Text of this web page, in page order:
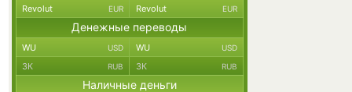
Revolut EUR Revolut EUR
Денежные переводы
WU USD WU USD
ЗК RUB ЗК RUB
Наличные деньги